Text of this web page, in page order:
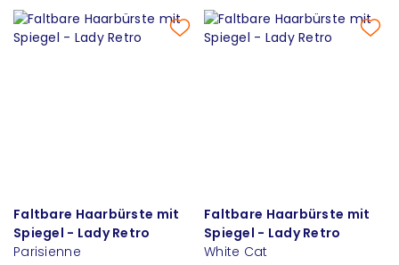
Faltbare Haarbürste mit
Spiegel - Lady Retro
Parisienne
Faltbare Haarbürste mit
Spiegel - Lady Retro
White Cat